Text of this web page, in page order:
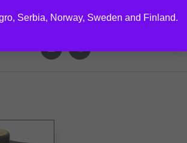
Serbia, Norway, Sweden and Finland.